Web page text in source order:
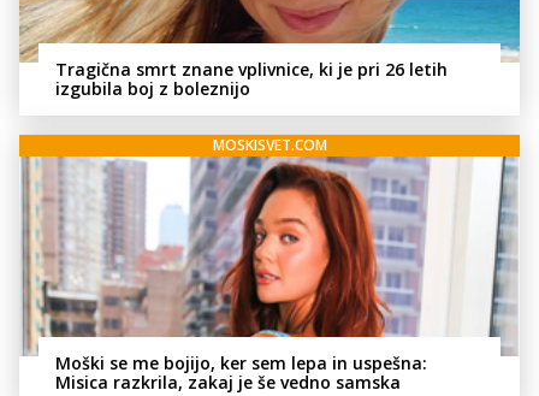
Tragična smrt znane vplivnice, ki je pri 26 letih
izgubila boj z boleznijo
MOSKISVET.COM
Moški se me bojijo, ker sem lepa in uspešna:
Misica razkrila, zakaj je še vedno samska